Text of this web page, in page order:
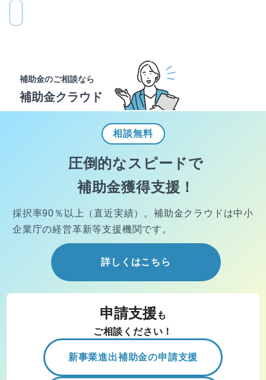
補助金のご相談なら
補助金クラウド
相談無料
圧倒的なスピードで
補助金獲得支援！
採択率90％以上（直近実績）。 補助金クラウドは中小
企業庁の経営革新等支援機関です。
詳しくはこちら
申請支援 も
ご相談ください！
新事業進出補助金の申請支援